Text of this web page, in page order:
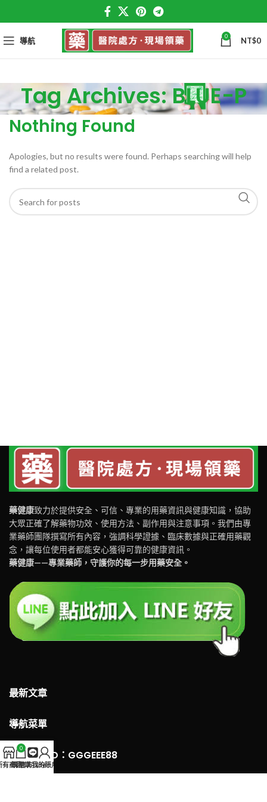
導航 0 NT$0
Tag Archives: BLUE-P
Nothing Found
Apologies, but no results were found. Perhaps searching will help
find a related post.
藥健康致力於提供安全、可信、專業的用藥資訊與健康知識，協助
大眾正確了解藥物功效、使用方法、副作用與注意事項。我們由專
業藥師團隊撰寫所有內容，強調科學證據、臨床數據與正確用藥觀
念，讓每位使用者都能安心獲得可靠的健康資訊。
藥健康——專業藥師，守護你的每一步用藥安全。
最新文章
導航菜單
LINE 客服ID：GGGEEE88
有商品
0
購物車官方Line
我的賬戶